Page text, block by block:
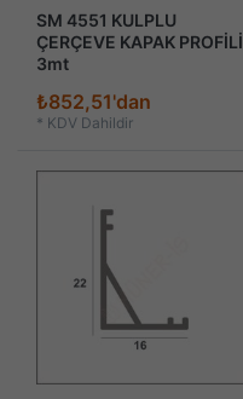
SM 4551 KULPLU
ÇERÇEVE KAPAK PROFİLİ
3mt
₺852,51'dan
* KDV Dahildir